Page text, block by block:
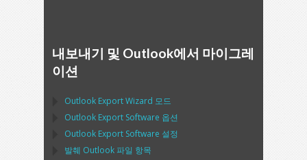
내보내기 및 Outlook에서 마이그레
이션
Outlook Export Wizard 모드
Outlook Export Software 옵션
Outlook Export Software 설정
발췌 Outlook파일 항목